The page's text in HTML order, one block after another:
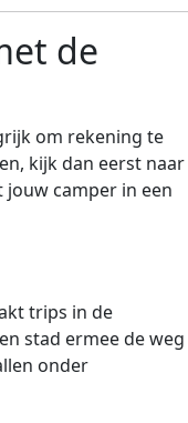
de
om rekening te
kijk dan eerst naar
camper in een
trips in de
stad ermee de weg
onder